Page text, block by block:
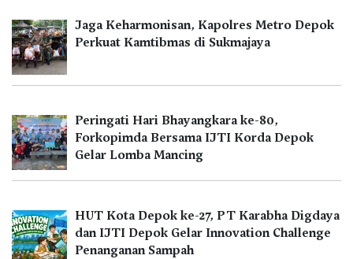
Jaga Keharmonisan, Kapolres Metro Depok
Perkuat Kamtibmas di Sukmajaya
Peringati Hari Bhayangkara ke-80,
Forkopimda Bersama IJTI Korda Depok
Gelar Lomba Mancing
HUT Kota Depok ke-27, PT Karabha Digdaya
dan IJTI Depok Gelar Innovation Challenge
Penanganan Sampah